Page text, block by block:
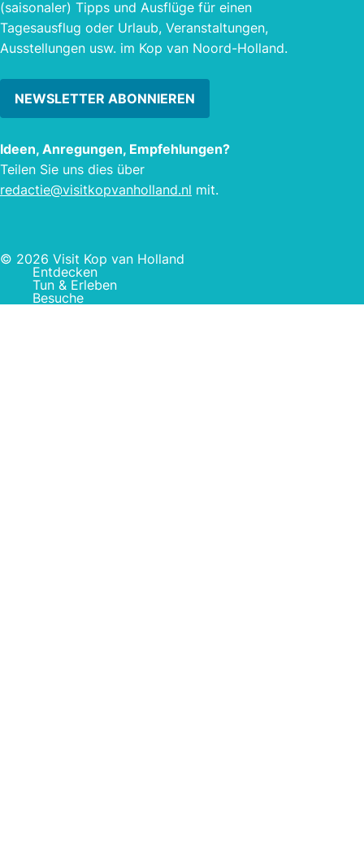
(saisonaler) Tipps und Ausflüge für einen
Tagesausflug oder Urlaub, Veranstaltungen,
Ausstellungen usw. im Kop van Noord-Holland.
NEWSLETTER ABONNIEREN
Ideen, Anregungen, Empfehlungen?
Teilen Sie uns dies über
redactie@visitkopvanholland.nl mit.
© 2026 Visit Kop van Holland
Entdecken
Tun & Erleben
Besuche